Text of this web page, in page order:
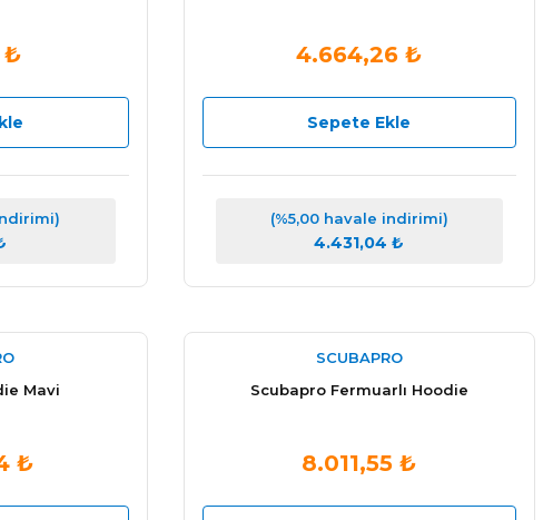
₺ 4.664,26 ₺
Sepete Ekle
(%5,00 havale indirimi)
4.431,04 ₺
Mavi
₺
SCUBAPRO
Scubapro Fermuarlı Hoodie
8.011,55 ₺